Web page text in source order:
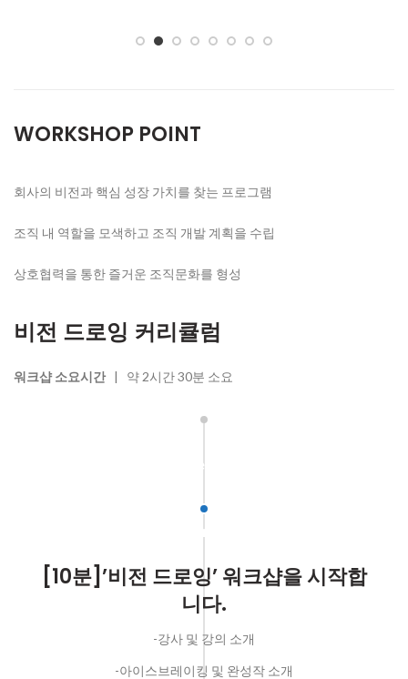
WORKSHOP POINT
회사의 비전과 핵심 성장 가치를 찾는 프로그램
조직 내 역할을 모색하고 조직 개발 계획을 수립
상호협력을 통한 즐거운 조직문화를 형성
비전 드로잉 커리큘럼
워크샵 소요시간| 약 2시간 30분 소요
test
[10분]’비전 드로잉’ 워크샵을 시작합
니다.
-강사 및 강의 소개
-아이스브레이킹 및 완성작 소개